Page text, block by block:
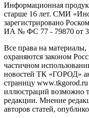
Информационная
старше 16 лет. СМИ
зарегистрировано
ИА № ФС 77 - 79870 от
Все права на
охраняются законом
частичном
новостей ТК «ГОРОД»
страницу www.tkgorod.ru
иллюстраций возможно
редакции. Мнение
авторов статей,